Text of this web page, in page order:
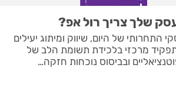
שלך צריך רול אפ?
התחרותי של היום, שיווק ומיתוג יעילים
מרכזי בלכידת תשומת הלב של
ובביסוס נוכחות חזקה…